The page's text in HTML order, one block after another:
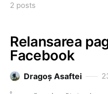
2 posts
Relansarea
Facebook
Dragoş Asaftei